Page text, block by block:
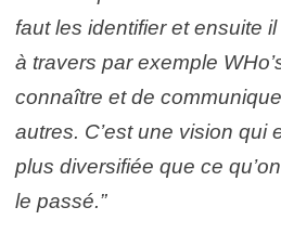
faut les identifier et ensuite
à travers par exemple
connaître et de
autres. C’est une vision qui
plus diversifiée que ce
le passé.”